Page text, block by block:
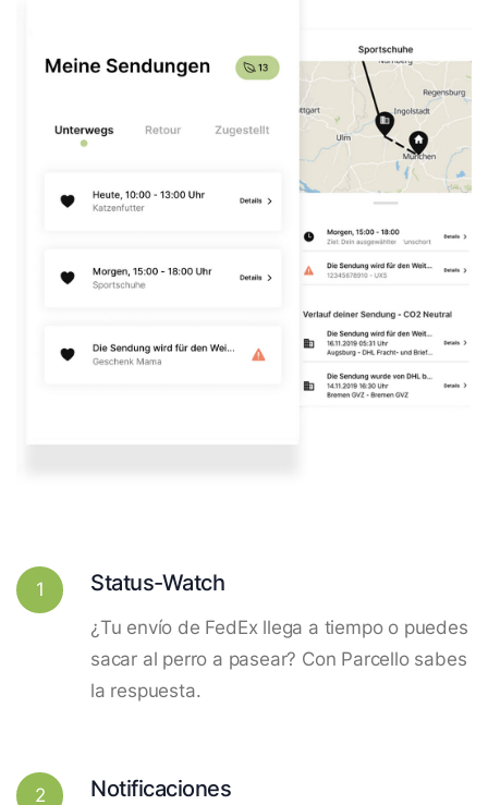
1 Status-Watch
¿Tu envío de FedEx llega a tiempo o puedes
sacar al perro a pasear? Con Parcello sabes
la respuesta.
2 Notificaciones